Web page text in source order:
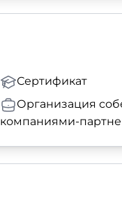
Сертификат
Организация
компаниями-